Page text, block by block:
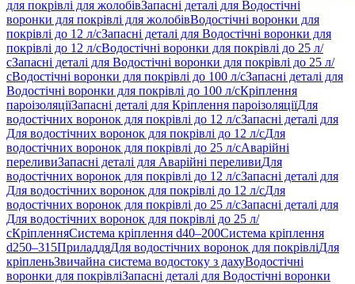
для покрівлі для жолобівЗапасні деталі для Водостічні
воронки для покрівлі для жолобівВодостічні воронки для
покрівлі до 12 л/сЗапасні деталі для Водостічні воронки для
покрівлі до 12 л/сВодостічні воронки для покрівлі до 25 л/
сЗапасні деталі для Водостічні воронки для покрівлі до 25 л/
сВодостічні воронки для покрівлі до 100 л/сЗапасні деталі для
Водостічні воронки для покрівлі до 100 л/сКріплення
пароізоляціїЗапасні деталі для Кріплення пароізоляціїДля
водостічних воронок для покрівлі до 12 л/сЗапасні деталі для
Для водостічних воронок для покрівлі до 12 л/сДля
водостічних воронок для покрівлі до 25 л/сАварійні
переливиЗапасні деталі для Аварійні переливиДля
водостічних воронок для покрівлі до 12 л/сЗапасні деталі для
Для водостічних воронок для покрівлі до 12 л/сДля
водостічних воронок для покрівлі до 25 л/сЗапасні деталі для
Для водостічних воронок для покрівлі до 25 л/
сКріпленняСистема кріплення d40–200Система кріплення
d250–315ПриладдяДля водостічних воронок для покрівліДля
кріпленьЗвичайна система водостоку з дахуВодостічні
воронки для покрівліЗапасні деталі для Водостічні воронки